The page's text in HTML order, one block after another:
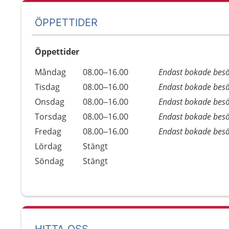
ÖPPETTIDER
Öppettider
Dag
Öppettider
Kommentarer
Måndag 08.00–16.00
Endast bokade
Tisdag
08.00–16.00
Endast bokade
Onsdag
08.00–16.00
Endast bokade
Torsdag
08.00–16.00
Endast bokade
Fredag
08.00–16.00
Endast bokade
Lördag
Stängt
Söndag
Stängt